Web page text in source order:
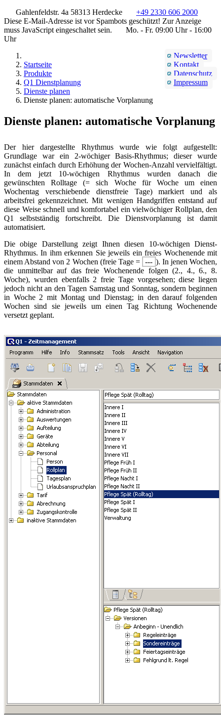
Gahlenfeldstr. 4a 58313 Herdecke
+49 2330 606 2000
Diese E-Mail-Adresse ist vor Spambots geschützt! Zur Anzeige
muss JavaScript eingeschaltet sein.
Mo. - Fr. 09:00 Uhr - 16:00
Uhr
Newsletter
Kontakt
Datenschutz
Impressum
Startseite
Produkte
Q1 Dienstplanung
Dienste planen
Dienste planen: automatische Vorplanung
Dienste planen: automatische Vorplanung
Der hier dargestellte Rhythmus wurde wie folgt aufgestellt:
Grundlage war ein 2-wöchiger Basis-Rhythmus; dieser wurde
zunächst einfach durch Erhöhung der Wochen-Anzahl vervielfältigt.
In dem jetzt 10-wöchigen Rhythmus wurden danach die
gewünschten Rolltage (= sich Woche für Woche um einen
Wochentag verschiebende dienstfreie Tage) markiert und als
arbeitsfrei gekennzeichnet. Mit wenigen Handgriffen entstand auf
diese Weise schnell und komfortabel ein vielwöchiger Rollplan, den
Q1 selbstständig fortschreibt. Die Dienstvorplanung ist damit
automatisiert.
Die obige Darstellung zeigt Ihnen diesen 10-wöchigen Dienst-
Rhythmus. In ihm erkennen Sie jeweils ein freies Wochenende mit
einem Abstand von 2 Wochen (freie Tage = --- ). In jenen Wochen,
die unmittelbar auf das freie Wochenende folgen (2., 4., 6., 8.
Woche), wurden ebenfalls 2 freie Tage vorgesehen; diese liegen
jedoch nicht an den Tagen Samstag und Sonntag, sondern beginnen
in Woche 2 mit Montag und Dienstag; in den darauf folgenden
Wochen sind sie jeweils um einen Tag Richtung Wochenende
versetzt geplant.